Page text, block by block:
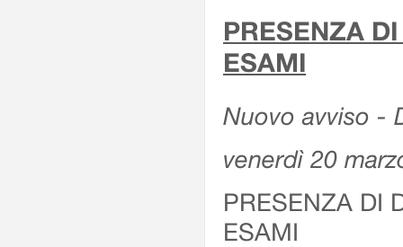
PRESENZA
ESAMI
Nuovo avviso -
venerdì 20
PRESENZA DI
ESAMI